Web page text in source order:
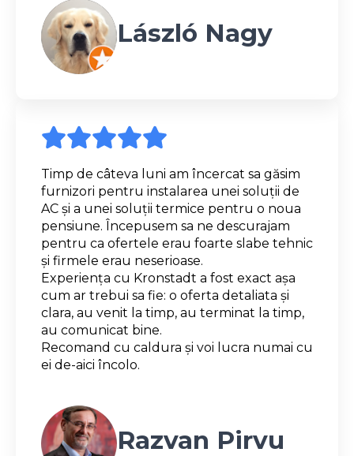
László Nagy
Timp de câteva luni am încercat sa găsim
furnizori pentru instalarea unei soluții de
AC și a unei soluții termice pentru o noua
pensiune. Începusem sa ne descurajam
pentru ca ofertele erau foarte slabe tehnic
și firmele erau neserioase.
Experiența cu Kronstadt a fost exact așa
cum ar trebui sa fie: o oferta detaliata și
clara, au venit la timp, au terminat la timp,
au comunicat bine.
Recomand cu caldura și voi lucra numai cu
ei de-aici încolo.
Razvan Pirvu